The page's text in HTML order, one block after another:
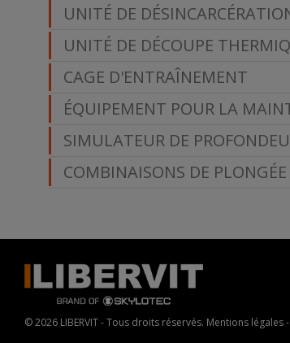
UNITÉ DE
UNITÉ DE DÉCOUPE
CAGE D'ENTRAÎNEMENT
ÉQUIPEMENT POUR LA
SIMULATEUR DE
COMBINAISONS DE PLONGÉE
© 2026 LIBERVIT - Tous droits réservés. Mentions légales-